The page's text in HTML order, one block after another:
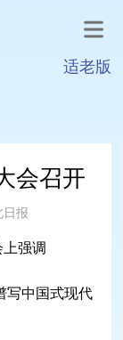
适老版
会召开
报
强调
中国式现代